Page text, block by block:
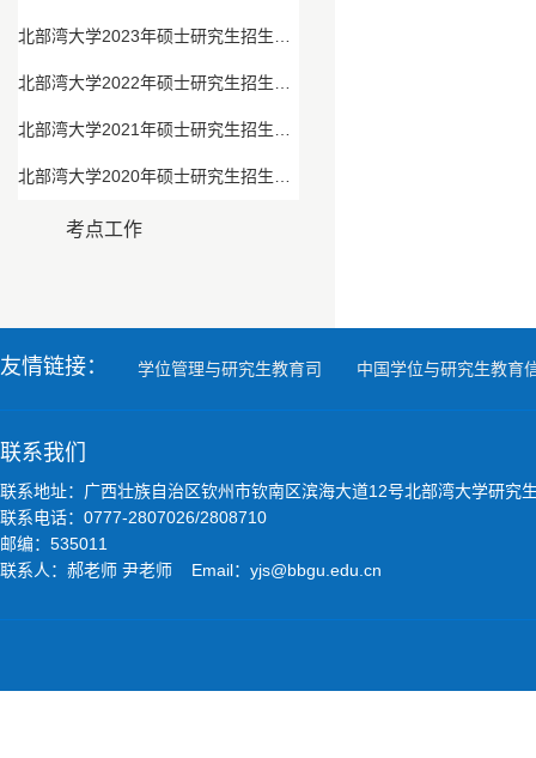
考点工作
友情链接： 学位管理与研究生教育司 中国学位与研究生教育
联系我们
联系地址：广西壮族自治区钦州市钦南区滨海大道12号北部湾大学研究
联系电话：0777-2807026/2808710
邮编：535011
联系人：郝老师 尹老师 Email：yjs@bbgu.edu.cn